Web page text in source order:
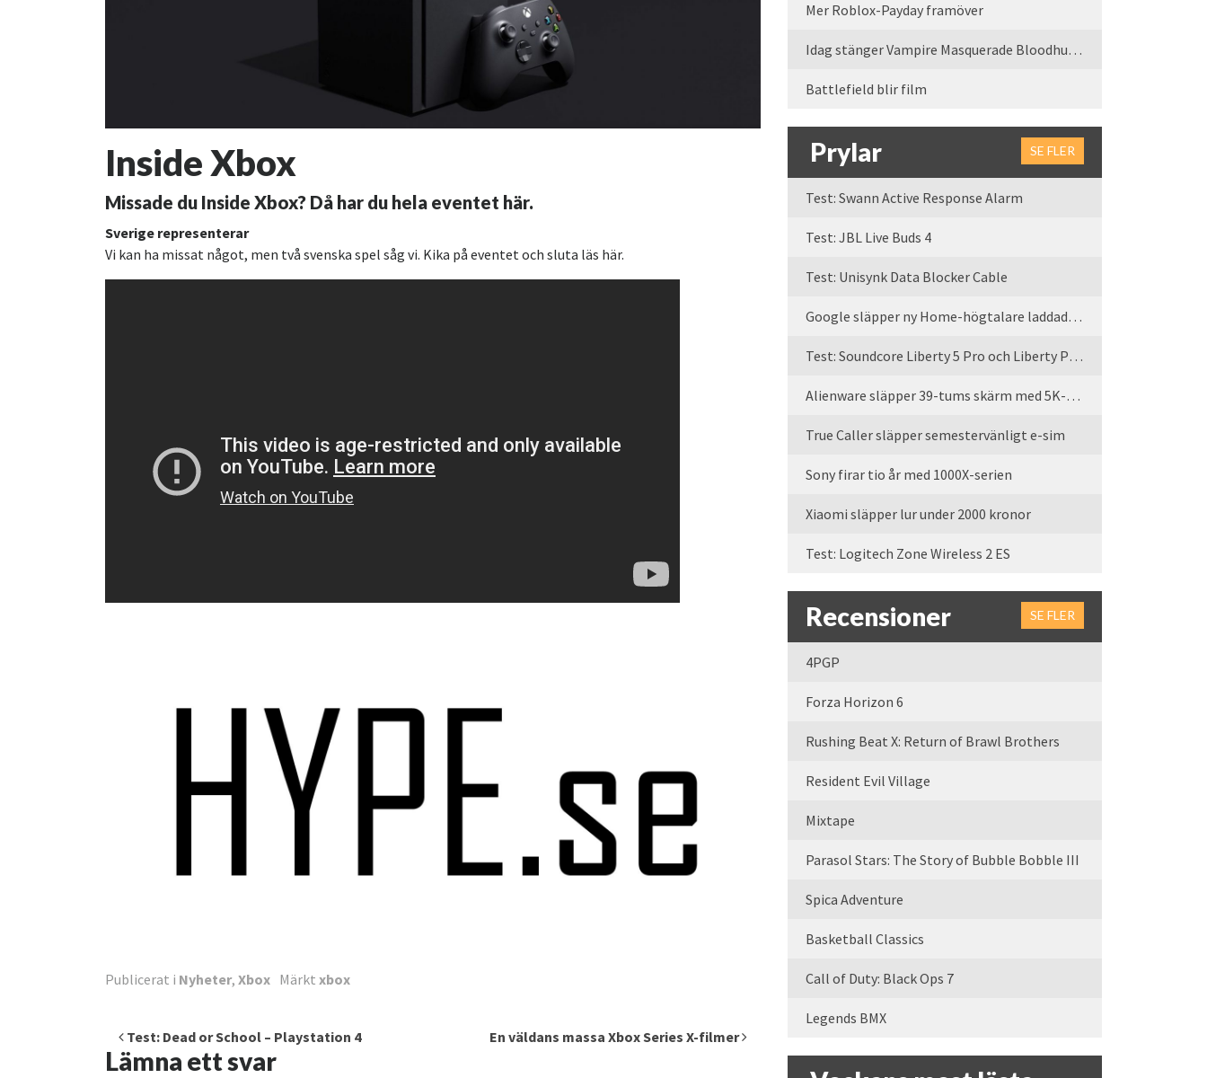
Inside Xbox
Missade du Inside Xbox? Då har du hela eventet här.
Sverige representerar
Vi kan ha missat något, men två svenska spel såg vi. Kika på eventet och sluta läs här.
Publicerat i Nyheter, Xbox Märkt xbox
Inläggsnavigering
Test: Dead or School – Playstation 4 En väldans massa Xbox Series X-filmer
Lämna ett svar
Mer Roblox-Payday framöver
Idag stänger Vampire Masquerade Bloodhunt servrarna
Battlefield blir film
Prylar SE FLER
Test: Swann Active Response Alarm
Test: JBL Live Buds 4
Test: Unisynk Data Blocker Cable
Google släpper ny Home-högtalare laddad med Gemini
Test: Soundcore Liberty 5 Pro och Liberty Pro Max
Alienware släpper 39-tums skärm med 5K-upplösning
True Caller släpper semestervänligt e-sim
Sony firar tio år med 1000X-serien
Xiaomi släpper lur under 2000 kronor
Test: Logitech Zone Wireless 2 ES
Recensioner SE FLER
4PGP
Forza Horizon 6
Rushing Beat X: Return of Brawl Brothers
Resident Evil Village
Mixtape
Parasol Stars: The Story of Bubble Bobble III
Spica Adventure
Basketball Classics
Call of Duty: Black Ops 7
Legends BMX